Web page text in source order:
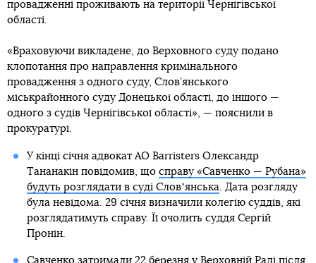
провадженні проживають на території Чернігівської
області.
«Враховуючи викладене, до Верховного суду подано
клопотання про направлення кримінального
провадження з одного суду, Слов’янського
міськрайонного суду Донецької області, до іншого —
одного з судів Чернігівської області», — пояснили в
прокуратурі.
У кінці січня адвокат АО Barristers Олександр
Тананакін повідомив, що справу «Савченко — Рубана»
будуть розглядати в суді Словʼянська. Дата розгляду
була невідома. 29 січня визначили колегію суддів, які
розглядатимуть справу. Її очолить суддя Сергій
Пронін.
Савченко затримали 22 березня у Верховній Раді після